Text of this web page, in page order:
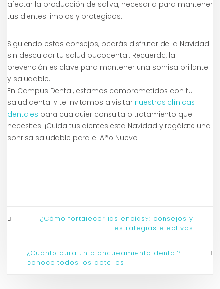
afectar la producción de saliva, necesaria para mantener
tus dientes limpios y protegidos.
Siguiendo estos consejos, podrás disfrutar de la Navidad
sin descuidar tu salud bucodental. Recuerda, la
prevención es clave para mantener una sonrisa brillante
y saludable.
En Campus Dental, estamos comprometidos con tu
salud dental y te invitamos a visitar nuestras clínicas
dentales para cualquier consulta o tratamiento que
necesites. ¡Cuida tus dientes esta Navidad y regálate una
sonrisa saludable para el Año Nuevo!
¿Cómo fortalecer las encías?: consejos y
estrategias efectivas
¿Cuánto dura un blanqueamiento dental?:
conoce todos los detalles